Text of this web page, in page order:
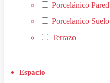
Porcelánico Pared
Porcelanico Suelo
Terrazo